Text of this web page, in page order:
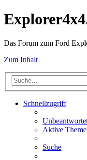
Das Forum zum Ford
Zum Inhalt
Schnellzugriff
Aktive
Suche